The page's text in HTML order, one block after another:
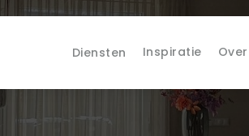
Diensten Inspiratie